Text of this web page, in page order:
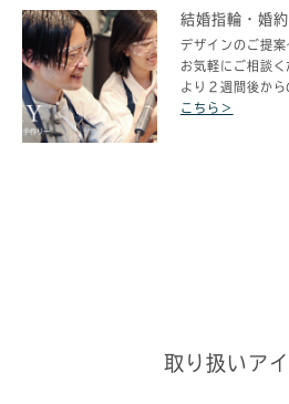
結婚指輪・婚
デザイン​のご提
お気軽にご相談
より２週間後か
こちら＞
取り扱いア